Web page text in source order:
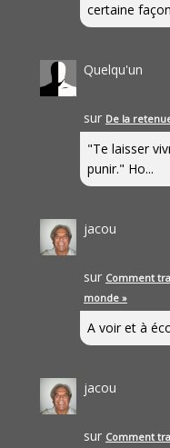
certaine
Quelqu'un
sur De la
"Te laisser
punir." Ho...
jacou
sur Comment
monde »
A voir et à
jacou
sur Comment